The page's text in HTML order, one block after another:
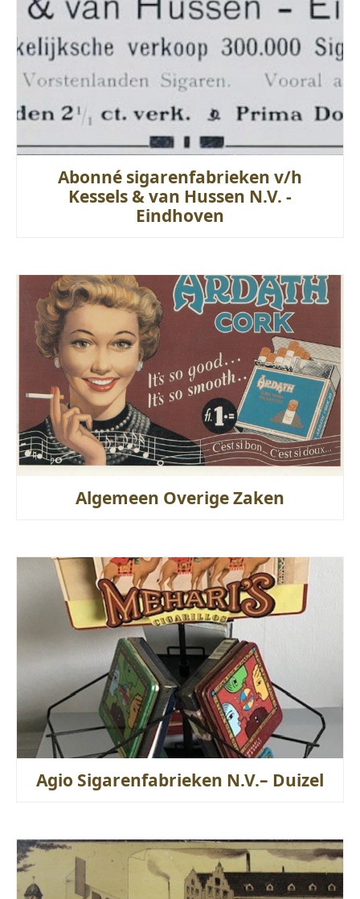
Abonné sigarenfabrieken v/h
Kessels & van Hussen N.V. -
Eindhoven
Algemeen Overige Zaken
Agio Sigarenfabrieken N.V.– Duizel